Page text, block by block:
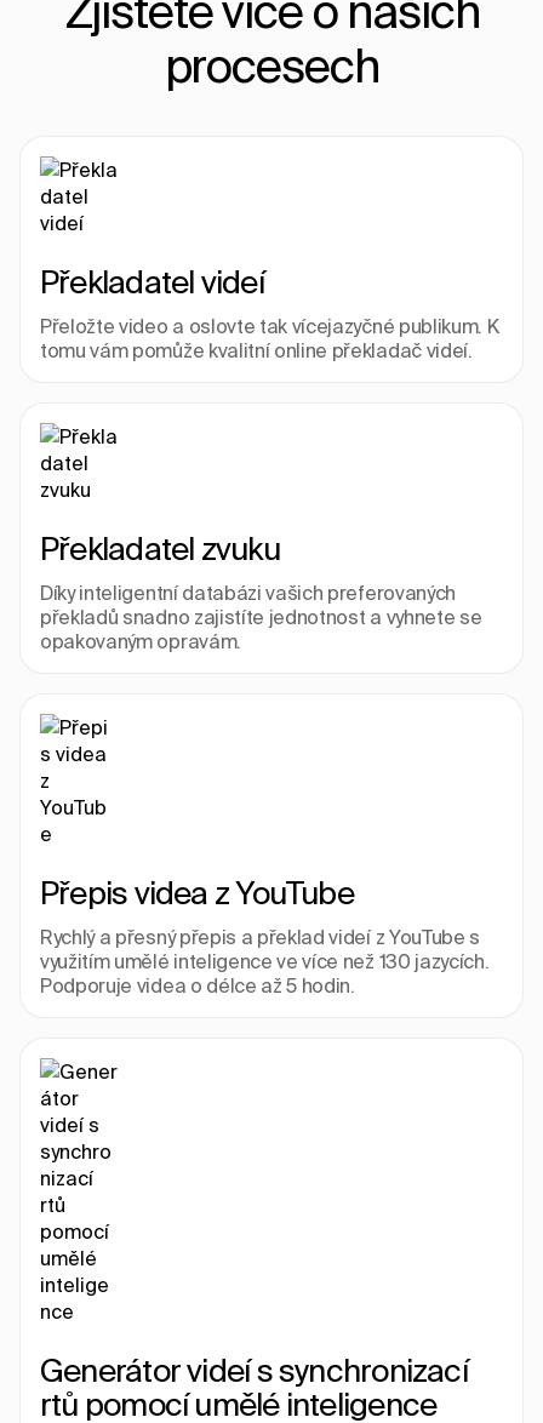
procesech
Překladatel videí
Přeložte video a oslovte tak vícejazyčné publikum. K
tomu vám pomůže kvalitní online překladač videí.
Překladatel zvuku
Díky inteligentní databázi vašich preferovaných
překladů snadno zajistíte jednotnost a vyhnete se
opakovaným opravám.
Přepis videa z YouTube
Rychlý a přesný přepis a překlad videí z YouTube s
využitím umělé inteligence ve více než 130 jazycích.
Podporuje videa o délce až 5 hodin.
Generátor videí s synchronizací
rtů pomocí umělé inteligence